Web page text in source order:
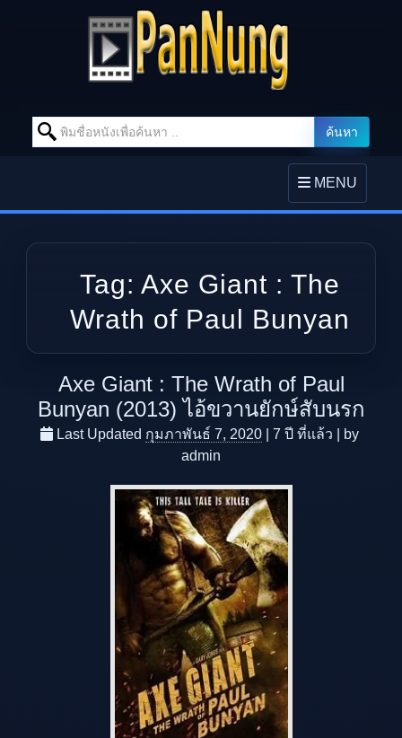
Search for: ค้นหา
TOGGLE
NAVIGATION
MENU
Tag: Axe Giant : The
Wrath of Paul Bunyan
Axe Giant : The Wrath of Paul
Bunyan (2013) ไอ้ขวานยักษ์สับนรก
Last Updated กุมภาพันธ์ 7, 2020 7 ปี ที่แล้ว
by
admin